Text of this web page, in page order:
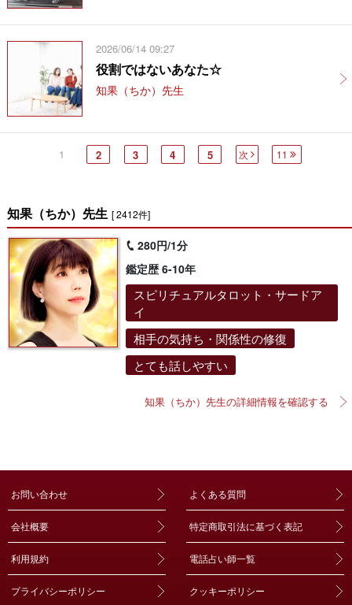
2026/06/14 09:27
役割ではないあなた☆
知果（ちか）先生
1 2 3 4 5 次 11
知果（ちか）先生 [ 2412件]
280円/1分
鑑定歴 6-10年
スピリチュアルタロット・サードア
イ
相手の気持ち・関係性の修復
とても話しやすい
知果（ちか）先生の詳細情報を確認する
お問い合わせ よくある質問
会社概要 特定商取引法に基づく表記
利用規約 電話占い師一覧
プライバシーポリシー クッキーポリシー